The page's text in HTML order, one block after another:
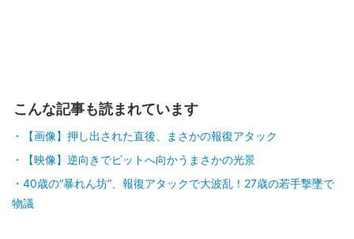
こんな記事も読まれています
【画像】押し出された直後、まさかの報復アタック
【映像】逆向きでピットへ向かうまさかの光景
40歳の“暴れん坊”、報復アタックで大波乱！27歳の若手撃墜で
物議